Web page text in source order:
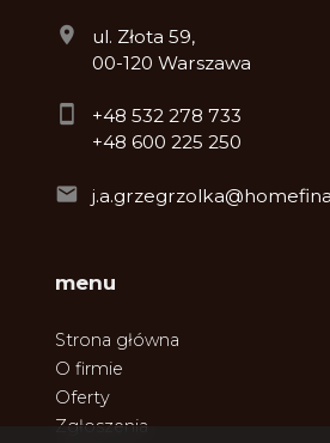
ul. Złota 59,
00-120 Warszawa
+48 532 278 733
+48 600 225 250
menu
Strona główna
O firmie
Oferty
Zgłoszenia